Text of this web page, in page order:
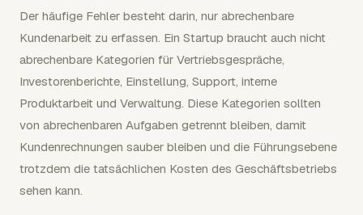
Der häufige Fehler besteht darin, nur abrechenbare
Kundenarbeit zu erfassen. Ein Startup braucht auch nicht
abrechenbare Kategorien für Vertriebsgespräche,
Investorenberichte, Einstellung, Support, interne
Produktarbeit und Verwaltung. Diese Kategorien sollten
von abrechenbaren Aufgaben getrennt bleiben, damit
Kundenrechnungen sauber bleiben und die Führungsebene
trotzdem die tatsächlichen Kosten des Geschäftsbetriebs
sehen kann.